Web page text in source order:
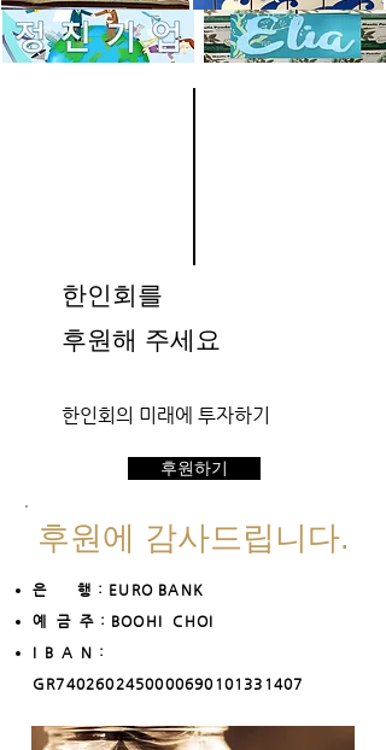
한인회를
​후원해 주세요
한인회의 미래에 투자하기
후원하기
후원에 감사드립니다.
​은 행 : EURO BANK
예
금 주 : BOOHI CHOI
I B A N :
GR7402602450000690101331407